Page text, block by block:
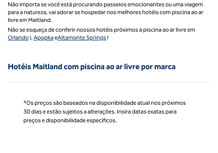
Não importa se você está procurando passeios emocionantes ou uma viagem
para a natureza, vai adorar se hospedar nos melhores hotéis com piscina ao ar
livre em Maitland.
Não se esqueça de conferir nossos hotéis próximos à piscina ao ar livre em
Orlando), ApopkaeAltamonte Springs!
Hotéis Maitland com piscina ao ar livre por marca
*Os preços são baseados na disponibilidade atual nos próximos
30 dias e estão sujeitos a alterações. Insira datas exatas para
preços e disponibilidade específicos.